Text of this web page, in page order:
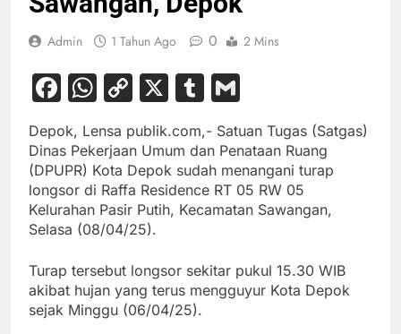
Admin 1 Tahun Ago 0 2 Mins
Facebook
WhatsApp
Copy
Link
X Tumblr
Depok, Lensa publik.com,- Satuan Tugas (Satgas)
Dinas Pekerjaan Umum dan Penataan Ruang
(DPUPR) Kota Depok sudah menangani turap
longsor di Raffa Residence RT 05 RW 05
Kelurahan Pasir Putih, Kecamatan Sawangan,
Selasa (08/04/25).
Turap tersebut longsor sekitar pukul 15.30 WIB
akibat hujan yang terus mengguyur Kota Depok
sejak Minggu (06/04/25).